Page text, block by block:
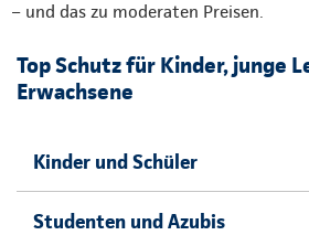
– und das zu moderaten Preisen.
Top Schutz für Kinder, junge
Erwachsene
Kinder und Schüler
Studenten und Azubis